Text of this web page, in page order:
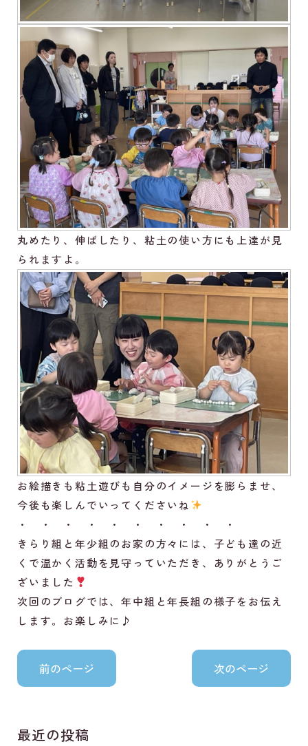
丸めたり、伸ばしたり、粘土の使い方にも上達が見
られますよ。
お絵描きも粘土遊びも自分のイメージを膨らませ、
今後も楽しんでいってくださいね
・ ・ ・ ・ ・ ・ ・ ・ ・ ・
きらり組と年少組のお家の方々には、子ども達の近
くで温かく活動を見守っていただき、ありがとうご
ざいました
次回のブログでは、年中組と年長組の様子をお伝え
します。お楽しみに♪
最近の投稿